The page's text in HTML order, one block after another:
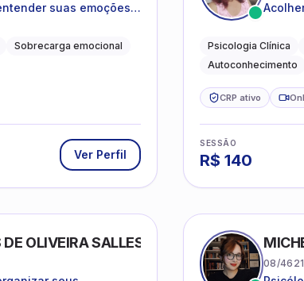
suas emoções e
você está vivendo
Sobrecarga emocional
Ver Perfil
Psicologia Clínica
Autoconhecimento
CRP ativo
SESSÃO
R$ 140
OLIVEIRA SALLES
08/